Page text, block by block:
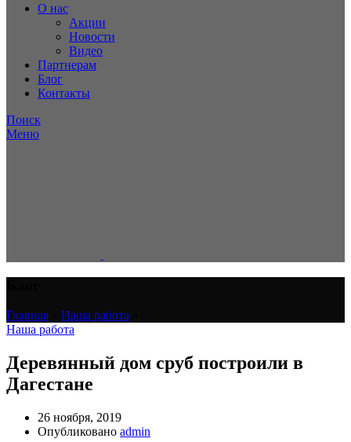
О нас
Акции
Новости
Видео
Партнерам
Блог
Контакты
Поиск
Меню
Главная Наша работа
Наша работа
Деревянный дом сруб построили в
Дагестане
26 ноября, 2019
Опубликовано admin